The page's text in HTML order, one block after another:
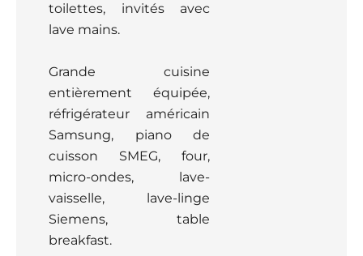
toilettes, invités avec
lave mains.
Grande cuisine
entièrement équipée,
réfrigérateur américain
Samsung, piano de
cuisson SMEG, four,
micro-ondes, lave-
vaisselle, lave-linge
Siemens, table
breakfast.